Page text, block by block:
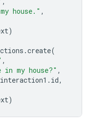
house." ,
)
.create(
,
in my house?" ,
interaction1 . id,
)